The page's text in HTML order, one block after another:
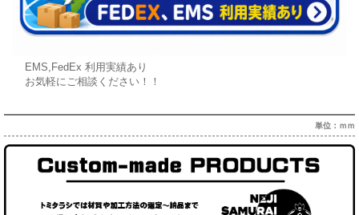
EMS,FedEx 利用実績あり
お気軽にご相談ください！！
単位：ｍｍ